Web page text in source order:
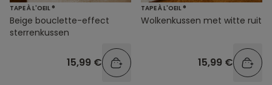
TAPE À L'OEIL ®
Beige bouclette-effect
sterrenkussen
15,99 €
TAPE À L'OEIL ®
Wolkenkussen met witte ruit
15,99 €